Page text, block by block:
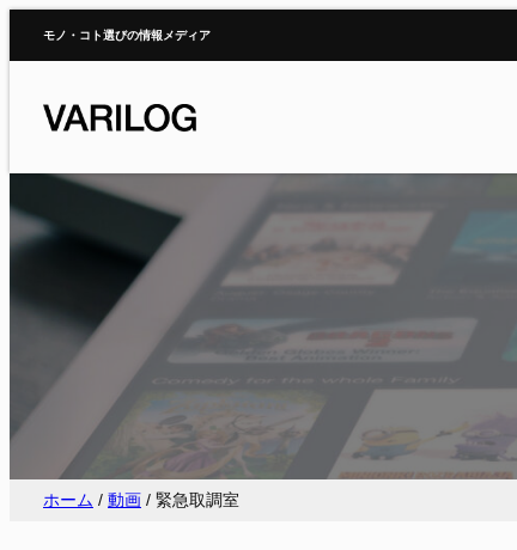
モノ・コト選びの情報メディア
ホーム / 動画 / 緊急取調室